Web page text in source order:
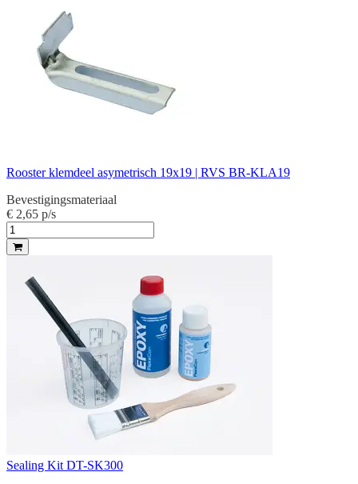
Rooster klemdeel asymetrisch 19x19 | RVS BR-KLA19
Bevestigingsmateriaal
€ 2,65 p/s
Sealing Kit DT-SK300